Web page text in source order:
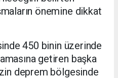
önemine dikkat
450 binin üzerinde
getiren başka
deprem bölgesinde